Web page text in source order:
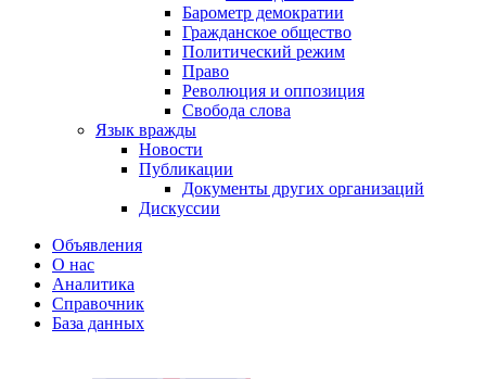
Барометр демократии
Гражданское общество
Политический режим
Право
Революция и оппозиция
Свобода слова
Язык вражды
Новости
Публикации
Документы других организаций
Дискуссии
Объявления
О нас
Аналитика
Справочник
База данных